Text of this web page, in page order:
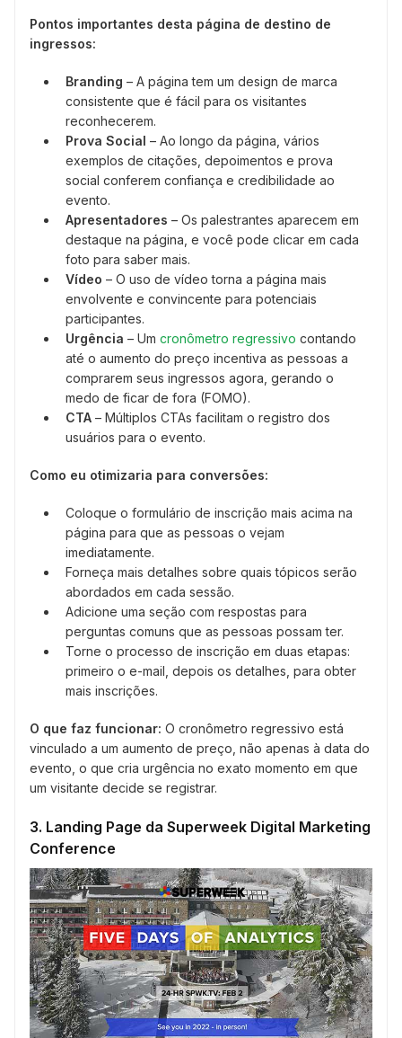
Pontos importantes desta página de destino de
ingressos:
Branding – A página tem um design de marca
consistente que é fácil para os visitantes
reconhecerem.
Prova Social – Ao longo da página, vários
exemplos de citações, depoimentos e prova
social conferem confiança e credibilidade ao
evento.
Apresentadores – Os palestrantes aparecem em
destaque na página, e você pode clicar em cada
foto para saber mais.
Vídeo – O uso de vídeo torna a página mais
envolvente e convincente para potenciais
participantes.
Urgência – Um cronômetro regressivo contando
até o aumento do preço incentiva as pessoas a
comprarem seus ingressos agora, gerando o
medo de ficar de fora (FOMO).
CTA – Múltiplos CTAs facilitam o registro dos
usuários para o evento.
Como eu otimizaria para conversões:
Coloque o formulário de inscrição mais acima na
página para que as pessoas o vejam
imediatamente.
Forneça mais detalhes sobre quais tópicos serão
abordados em cada sessão.
Adicione uma seção com respostas para
perguntas comuns que as pessoas possam ter.
Torne o processo de inscrição em duas etapas:
primeiro o e-mail, depois os detalhes, para obter
mais inscrições.
O que faz funcionar: O cronômetro regressivo está
vinculado a um aumento de preço, não apenas à data do
evento, o que cria urgência no exato momento em que
um visitante decide se registrar.
3. Landing Page da Superweek Digital Marketing
Conference